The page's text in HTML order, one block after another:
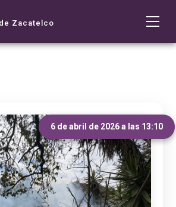
Zacatelco
6 de abril de 2026 a las 13:10